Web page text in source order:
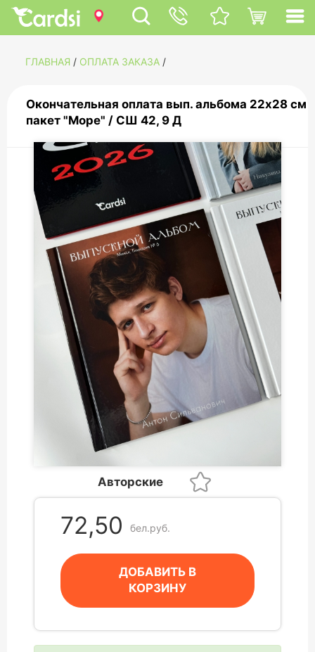
ГЛАВНАЯ / ОПЛАТА ЗАКАЗА /
Окончательная оплата вып. альбома 22х28 см
пакет "Море" / СШ 42, 9 Д
Авторские
72,50 бел.руб.
ДОБАВИТЬ В
КОРЗИНУ